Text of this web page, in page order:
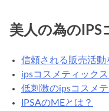
美人の為のIPS
信頼される販売活
ipsコスメティック
低刺激のipsコスメ
IPSAのMEとは？